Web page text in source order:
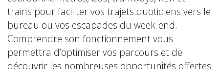
trains pour faciliter vos trajets quotidiens vers le
bureau ou vos escapades du week-end.
Comprendre son fonctionnement vous
permettra d’optimiser vos parcours et de
découvrir les nombreuses opportunités offertes